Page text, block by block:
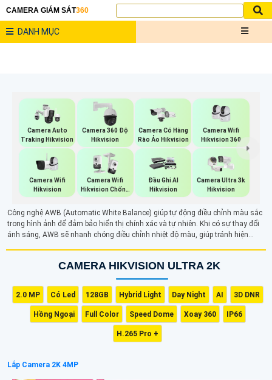
CAMERA GIÁM SÁT360
DANH MỤC
Camera Auto
Traking Hikvision
Camera 360 Độ
Hikvision
Camera Có Hàng
Rào Ảo Hikvision
Camera Wifi
Hikvision 360
Camera Wifi
Hikvision
Camera Wifi
Hikvision Chống
Trộm
Đầu Ghi AI
Hikvision
Camera Ultra 3k
Hikvision
Công nghệ AWB (Automatic White Balance) giúp tự động điều chỉnh màu sắc
trong hình ảnh để đảm bảo hiển thị chính xác và tự nhiên. Khi có sự thay đổi
ánh sáng, AWB sẽ nhanh chóng điều chỉnh nhiệt độ màu, giúp tránh hiện
CAMERA HIKVISION ULTRA 2K
2.0 MP Có Led 128GB Hybrid Light Day Night AI 3D DNR
Hồng Ngoại Full Color Speed Dome Xoay 360 IP66
H.265 Pro +
Lắp Camera 2K 4MP